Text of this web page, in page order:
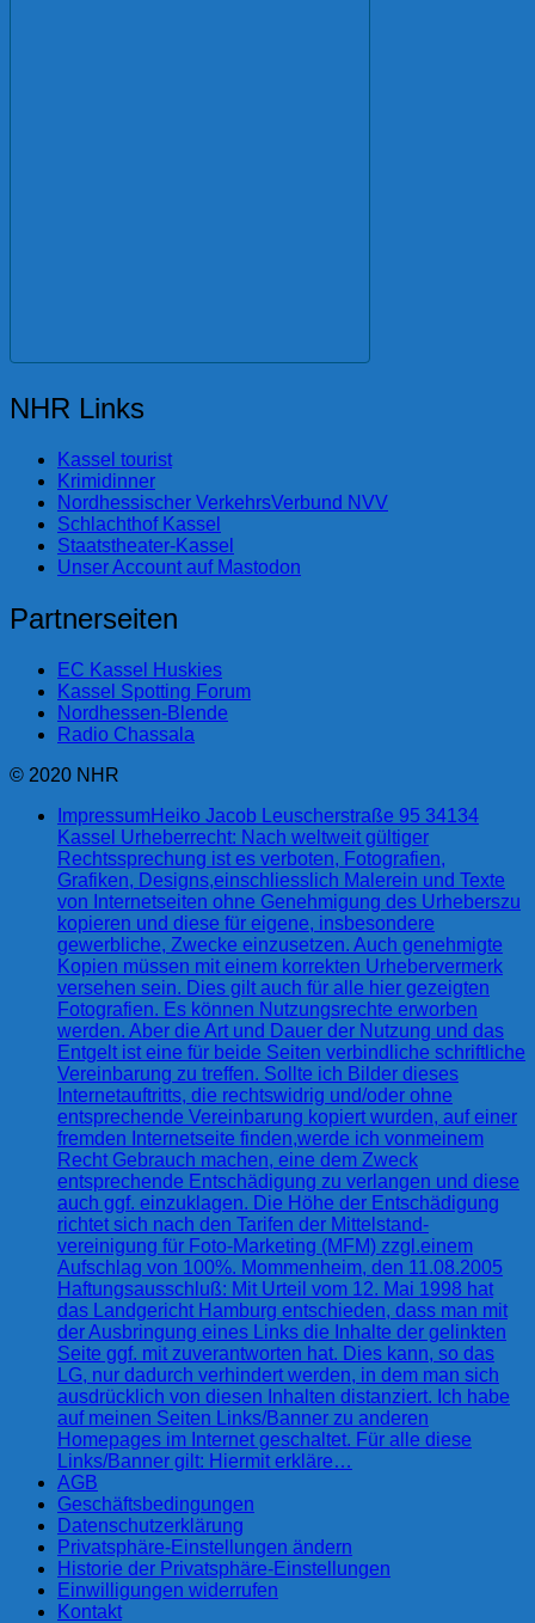
NHR Links
Kassel tourist
Krimidinner
Nordhessischer VerkehrsVerbund NVV
Schlachthof Kassel
Staatstheater-Kassel
Unser Account auf Mastodon
Partnerseiten
EC Kassel Huskies
Kassel Spotting Forum
Nordhessen-Blende
Radio Chassala
© 2020 NHR
ImpressumHeiko Jacob Leuscherstraße 95 34134
Kassel Urheberrecht: Nach weltweit gültiger
Rechtssprechung ist es verboten, Fotografien,
Grafiken, Designs,einschliesslich Malerein und Texte
von Internetseiten ohne Genehmigung des Urheberszu
kopieren und diese für eigene, insbesondere
gewerbliche, Zwecke einzusetzen. Auch genehmigte
Kopien müssen mit einem korrekten Urhebervermerk
versehen sein. Dies gilt auch für alle hier gezeigten
Fotografien. Es können Nutzungsrechte erworben
werden. Aber die Art und Dauer der Nutzung und das
Entgelt ist eine für beide Seiten verbindliche schriftliche
Vereinbarung zu treffen. Sollte ich Bilder dieses
Internetauftritts, die rechtswidrig und/oder ohne
entsprechende Vereinbarung kopiert wurden, auf einer
fremden Internetseite finden,werde ich vonmeinem
Recht Gebrauch machen, eine dem Zweck
entsprechende Entschädigung zu verlangen und diese
auch ggf. einzuklagen. Die Höhe der Entschädigung
richtet sich nach den Tarifen der Mittelstand-
vereinigung für Foto-Marketing (MFM) zzgl.einem
Aufschlag von 100%. Mommenheim, den 11.08.2005
Haftungsausschluß: Mit Urteil vom 12. Mai 1998 hat
das Landgericht Hamburg entschieden, dass man mit
der Ausbringung eines Links die Inhalte der gelinkten
Seite ggf. mit zuverantworten hat. Dies kann, so das
LG, nur dadurch verhindert werden, in dem man sich
ausdrücklich von diesen Inhalten distanziert. Ich habe
auf meinen Seiten Links/Banner zu anderen
Homepages im Internet geschaltet. Für alle diese
Links/Banner gilt: Hiermit erkläre…
AGB
Geschäftsbedingungen
Datenschutzerklärung
Privatsphäre-Einstellungen ändern
Historie der Privatsphäre-Einstellungen
Einwilligungen widerrufen
Kontakt